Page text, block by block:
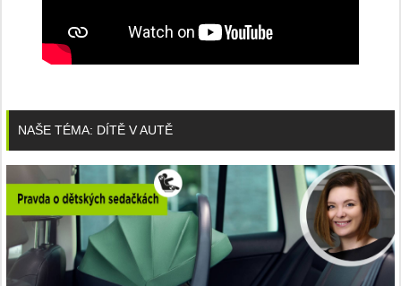
NAŠE TÉMA: DÍTĚ V AUTĚ